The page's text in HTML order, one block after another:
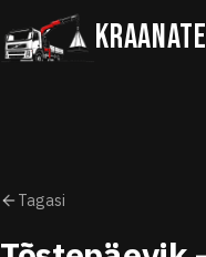
Tagasi